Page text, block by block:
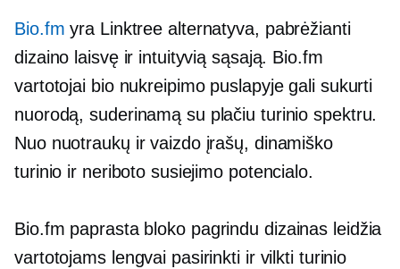
Bio.fm yra Linktree alternatyva, pabrėžianti
dizaino laisvę ir intuityvią sąsają. Bio.fm
vartotojai bio nukreipimo puslapyje gali sukurti
nuorodą, suderinamą su plačiu turinio spektru.
Nuo nuotraukų ir vaizdo įrašų, dinamiško
turinio ir neriboto susiejimo potencialo.
Bio.fm paprasta bloko pagrindu dizainas leidžia
vartotojams lengvai pasirinkti ir vilkti turinio